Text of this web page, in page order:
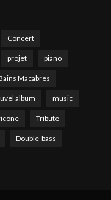
Concert
projet piano
Macabres
album music
Tribute
Double-bass